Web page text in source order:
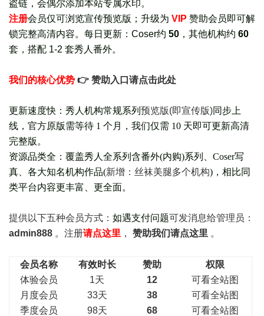
盗链，会偶尔添加本站专属水印。
注册会员仅可浏览宣传预览版 ； 升级为 VIP 赞助会员即可解
锁完整高清内容。每日更新： Coser约 50 ，其他机构约 60
套， 搭配 1-2 套秀人番外。
我们的核心优势 👉 赞助入口请点击此处
更新速度快：秀人机构常规系列 预览版(即宣传版)同步上
线，官方原版需等待 1 个月，我们仅需 10 天即可更新高清
完整版。
资源品类全：覆盖秀人全系列含番外(内购)系列、Coser写
真、各大知名机构作品(新增：丝袜美腿多个机构)，相比同
类平台内容更丰富、更全面。
提供以下五种会员方式： 如遇支付问题可发消息给管理员：
admin888 。注册请点这里 ， 赞助我们请点这里 。
会员名称 有效时长 赞助
权限
体验会员
1天 12
可看全站图
月度会员
33天 38
可看全站图
季度会员
98天 68
可看全站图